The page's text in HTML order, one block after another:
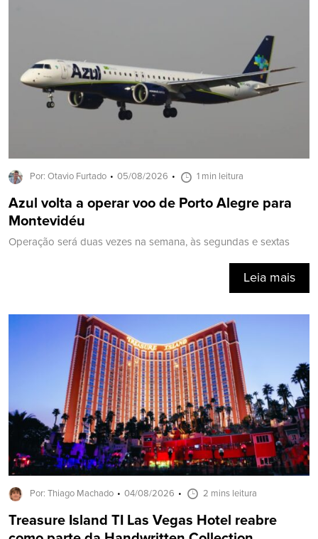
Por: Otavio Furtado 05/08/2026 1 min leitura
Azul volta a operar voo de Porto Alegre para
Montevidéu
Operação será duas vezes na semana, às segundas e sextas
Leia mais
Por: Thiago Machado 04/08/2026 2 mins leitura
Treasure Island TI Las Vegas Hotel reabre